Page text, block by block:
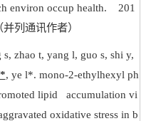
environ occup health. 201
并列通讯作者）
s, zhao t, yang l, guo s, shi y,
, ye l*. mono-2-ethylhexyl ph
lipid accumulation vi
oxidative stress in b